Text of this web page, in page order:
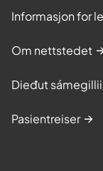
Informasjon for
Om nettstedet
Dieđut sámegillii
Pasientreiser